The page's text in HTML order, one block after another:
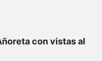
con vistas al